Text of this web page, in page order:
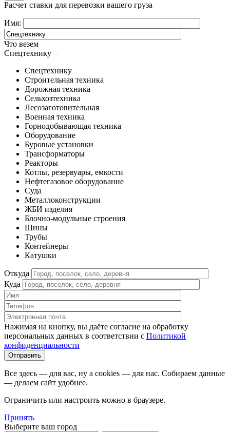
Расчет ставки для перевозки вашего груза
Имя:
Что везем
Спецтехнику
Спецтехнику
Строительная техника
Дорожная техника
Сельхозтехника
Лесозаготовительная
Военная техника
Горнодобывающая техника
Оборудование
Буровые установки
Трансформаторы
Реакторы
Котлы, резервуары, емкости
Нефтегазовое оборудование
Cуда
Металлоконструкции
ЖБИ изделия
Блочно-модульные строения
Шины
Трубы
Контейнеры
Катушки
Откуда
Куда
Нажимая на кнопку, вы даёте согласие на обработку
персональных данных в соответствии c Политикой
конфиденциальности
Все здесь — для вас, ну а cookies — для нас. Собираем данные
— делаем сайт удобнее.
Ограничить или настроить можно в браузере.
Принять
Выберите ваш город